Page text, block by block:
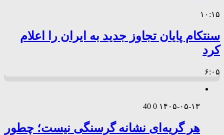
۱۰:۱۵
سنتکام پایان تجاوز جدید به ایران را اعلام
کرد
۶:۰۵
۱۴۰۵-۰۵-۱۳ 0
40
هر گریه‌ای نشانه گرسنگی نیست؛ چطور